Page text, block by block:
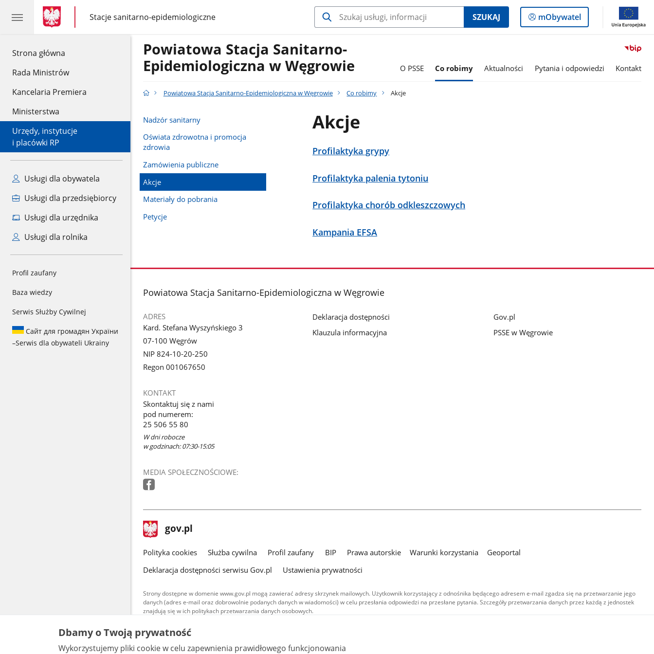
Strona główna
Rada Ministrów
Kancelaria Premiera
Ministerstwa
Urzędy, instytucje
i placówki RP
Usługi dla obywatela
Usługi dla przedsiębiorcy
Usługi dla urzędnika
Usługi dla rolnika
Profil zaufany
Baza wiedzy
Serwis Służby Cywilnej
Сайт для громадян України
–Serwis dla obywateli Ukrainy
gov.pl
gov.pl
Stacje sanitarno-epidemiologiczne
gov.pl
Stacje
sanitarno-
epidemiologiczne
SZUKAJ
Logowanie
do
mObywatel
Powiatowa Stacja Sanitarno-
Epidemiologiczna w Węgrowie
O PSSE Co robimy Aktualności Pytania i odpowiedzi Kontakt
Powiatowa Stacja Sanitarno-Epidemiologiczna w Węgrowie Co robimy Akcje
Nadzór sanitarny
Oświata zdrowotna i promocja
zdrowia
Zamówienia publiczne
Akcje
Materiały do pobrania
Petycje
Akcje
Profilaktyka grypy
Profilaktyka palenia tytoniu
Profilaktyka chorób odkleszczowych
Kampania EFSA
stopka
Powiatowa Stacja Sanitarno-Epidemiologiczna w Węgrowie
ADRES
Kard. Stefana Wyszyńskiego 3
07-100 Węgrów
NIP 824-10-20-250
Regon 001067650
KONTAKT
Skontaktuj się z nami
pod numerem:
25 506 55 80
W dni robocze
w godzinach: 07:30-15:05
MEDIA SPOŁECZNOŚCIOWE:
Deklaracja dostępności
Klauzula informacyjna
Gov.pl
PSSE w Węgrowie
stopka
gov.pl Strona
gov.pl
gov.pl
Polityka cookies Służba cywilna Profil zaufany BIP Prawa autorskie Warunki korzystania
Geoportal
Deklaracja dostępności serwisu Gov.pl
Ustawienia prywatności
Strony dostępne w domenie www.gov.pl mogą zawierać adresy skrzynek mailowych. Użytkownik korzystający z odnośnika będącego adresem e-mail zgadza się na przetwarzanie jego
danych (adres e-mail oraz dobrowolnie podanych danych w wiadomości) w celu przesłania odpowiedzi na przesłane pytania. Szczegóły przetwarzania danych przez każdą z jednostek
znajdują się w ich politykach przetwarzania danych osobowych.
Treści tekstowe publikowane w serwisie (z wyłączeniem treści audiowizualnych), są
udostępniane na licencji typu Creative Commons: uznanie autorstwa - na tych samych
warunkach 4.0 (CC BY-SA 4.0). Materiały audiowizualne, w tym zdjęcia, materiały audio i wideo,
są udostępniane na licencji typu Creative Commons: uznanie autorstwa użycie niekomercyjne -
Dbamy o Twoją prywatność
Wykorzystujemy pliki cookie w celu zapewnienia prawidłowego funkcjonowania